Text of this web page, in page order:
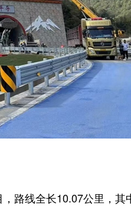
路线全长10.07公里，其